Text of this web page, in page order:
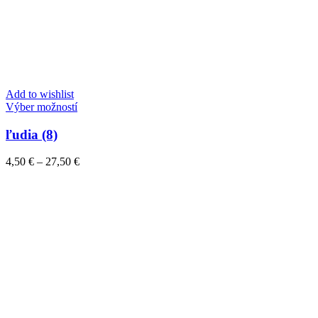
Add to wishlist
Výber možnostíTento
variantov.
ľudia (8)
4,50 € – 27,50 €Price